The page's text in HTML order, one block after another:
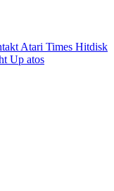
Atari Times Hitdisk
Up atos